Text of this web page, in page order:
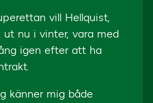
vill Hellquist,
nu i vinter, vara med
igen efter att ha
känner mig både